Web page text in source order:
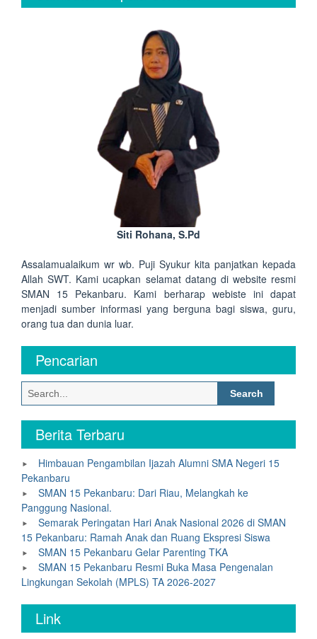
Siti Rohana, S.Pd
Assalamualaikum wr wb. Puji Syukur kita panjatkan kepada
Allah SWT. Kami ucapkan selamat datang di website resmi
SMAN 15 Pekanbaru. Kami berharap webiste ini dapat
menjadi sumber informasi yang berguna bagi siswa, guru,
orang tua dan dunia luar.
Pencarian
Search
for:
Berita Terbaru
Himbauan Pengambilan Ijazah Alumni SMA Negeri 15
Pekanbaru
SMAN 15 Pekanbaru: Dari Riau, Melangkah ke
Panggung Nasional.
Semarak Peringatan Hari Anak Nasional 2026 di SMAN
15 Pekanbaru: Ramah Anak dan Ruang Ekspresi Siswa
SMAN 15 Pekanbaru Gelar Parenting TKA
SMAN 15 Pekanbaru Resmi Buka Masa Pengenalan
Lingkungan Sekolah (MPLS) TA 2026-2027
Link